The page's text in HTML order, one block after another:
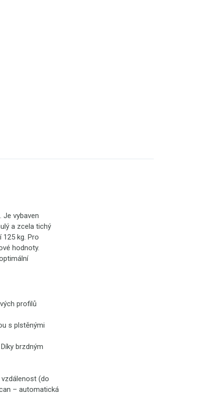
Je vybaven
a zcela tichý
kg. Pro
hodnoty.
profilů
s plstěnými
brzdným
(do
– automatická